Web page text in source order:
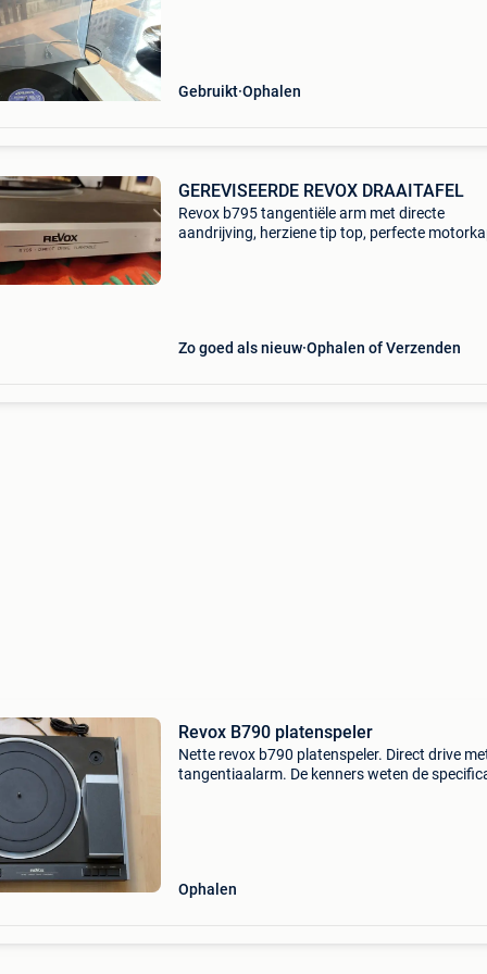
Gebruikt Ophalen
GEREVISEERDE REVOX DRAAITAFEL
Revox b795 tangentiële arm met directe
aandrijving, herziene tip top, perfecte
Zo goed als nieuw Ophalen of Verzenden
Revox B790 platenspeler
Nette revox b790 platenspeler. Direct drive
tangentiaalarm. De kenners weten de
Ophalen